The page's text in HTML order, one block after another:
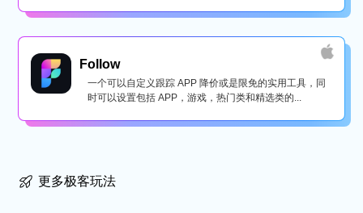
Follow
一个可以自定义跟踪 APP 降价或是限免的实用工具，同
时可以设置包括 APP，游戏，热门类和精选类的...
更多极客玩法